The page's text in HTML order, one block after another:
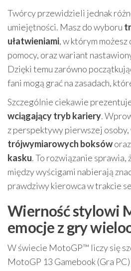
Twórcy przewidzieli jednak
umiejętności. Masz do wyboru
ułatwieniami, w którym
pomocy, oraz wariant
Dzięki temu zarówno
fani mogą grać na zasadach,
Szczególnie ciekawie
wciągający tryb kariery.
z perspektywy pierwszej osoby,
trójwymiarowych boksóworaz
kasku. To rozwiązanie
między wyścigami nabierają
prawdziwy kierowca w trakcie
Wierność stylowi
emocje z gry
W świecie MotoGP™ liczy się
MotoGP 13 Gamebook (Gra